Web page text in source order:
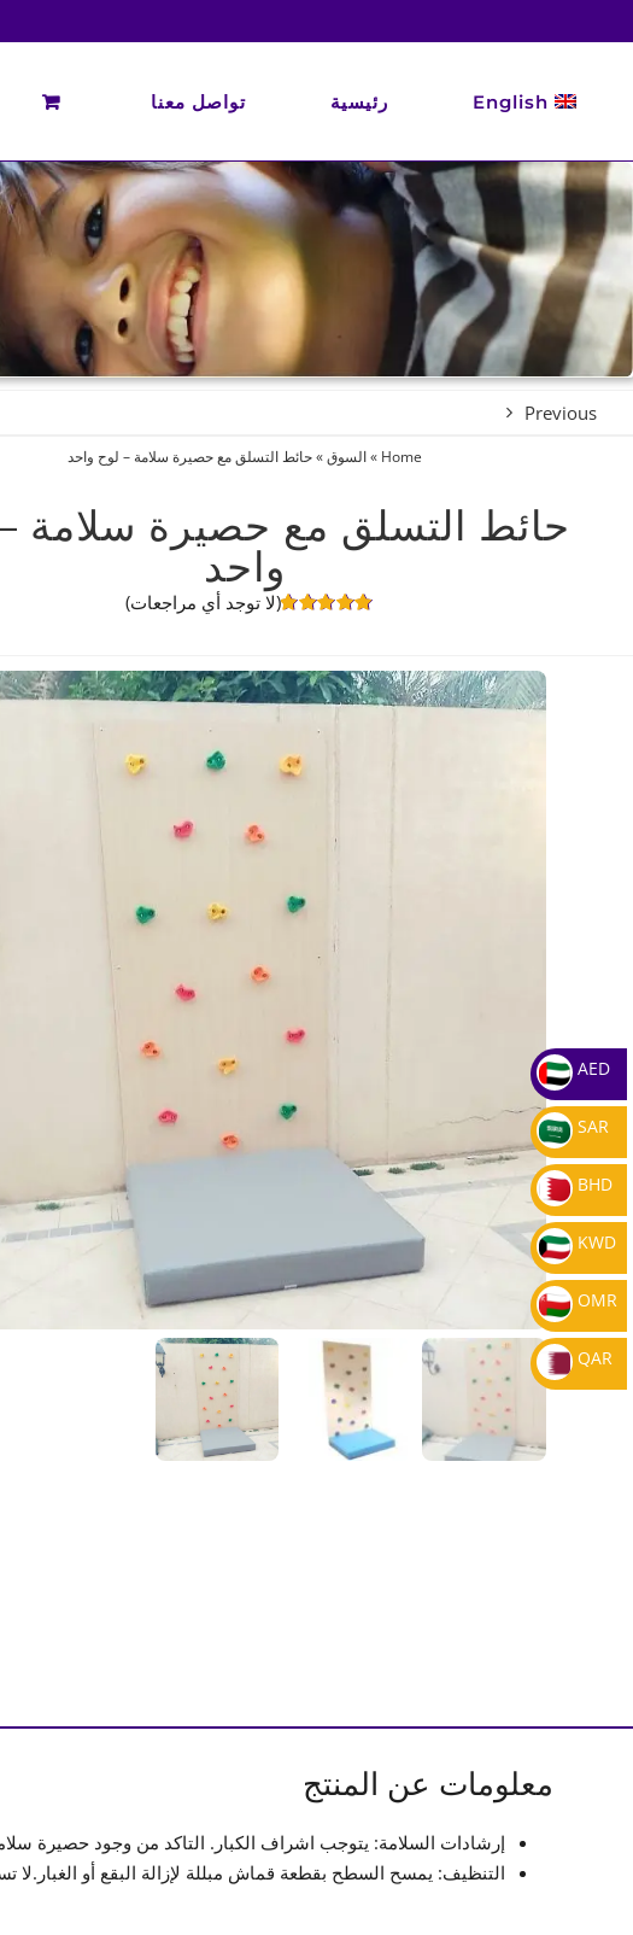
to
English رئيسية تواصل معنا
Previous
Home
»السوق»حائط التسلق مع حصيرة سلامة – لوح واحد
حائط التسلق مع حصيرة سلامة
واحد
تقييمعملاء
(لا توجد أي مراجعات)
معلومات عن المنتج
إرشادات السلامة: يتوجب اشراف الكبار. التاكد من وجود حصيرة
التنظيف: يمسح السطح بقطعة قماش مبللة لإزالة البقع أو الغبار.لا
AED
SAR
BHD
KWD
OMR
QAR